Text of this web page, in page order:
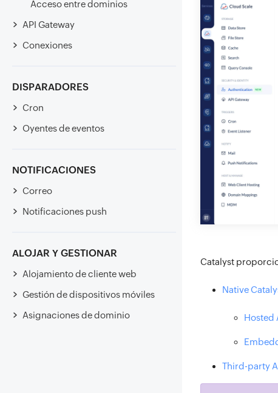
Acceso entre dominios
API Gateway
Conexiones
DISPARADORES
Cron
Oyentes de eventos
NOTIFICACIONES
Correo
Notificaciones push
ALOJAR Y GESTIONAR
Alojamiento de cliente web
Gestión de dispositivos móviles
Asignaciones de dominio
Catalyst
Native
Hosted
Third-party